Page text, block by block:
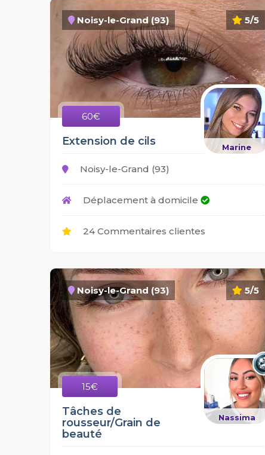
5/5
Noisy-le-Grand (93)
60€
Marine
Extension de cils
Noisy-le-Grand (93)
Déplacement à domicile
24 Commentaires clientes
5/5
Noisy-le-Grand (93)
15€
Nassima
Tâches de
rousseur/Grain de
beauté